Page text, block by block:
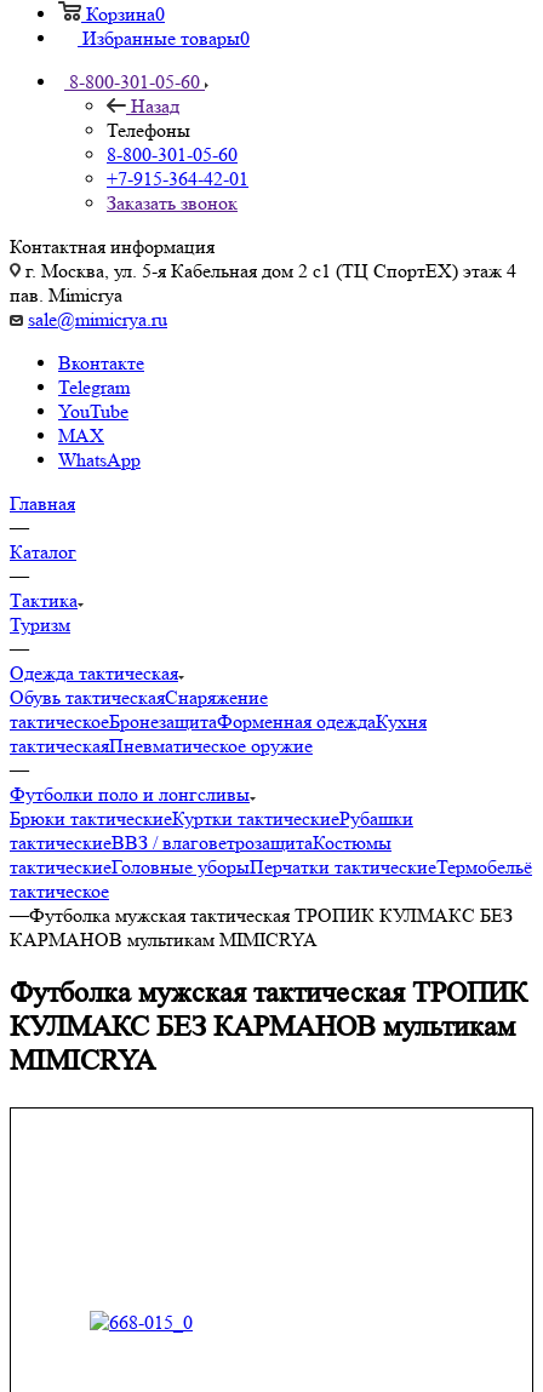
Корзина0
Избранные товары0
8-800-301-05-60
Назад
Телефоны
8-800-301-05-60
+7-915-364-42-01
Заказать звонок
Контактная информация
г. Москва, ул. 5-я Кабельная дом 2 с1 (ТЦ СпортEX) этаж 4
пав. Mimicrya
sale@mimicrya.ru
Вконтакте
Telegram
YouTube
MAX
WhatsApp
Главная
—
Каталог
—
Тактика
Туризм
—
Одежда тактическая
Обувь тактическаяСнаряжение
тактическоеБронезащитаФорменная одеждаКухня
тактическаяПневматическое оружие
—
Футболки поло и лонгсливы
Брюки тактическиеКуртки тактическиеРубашки
тактическиеВВЗ / влаговетрозащитаКостюмы
тактическиеГоловные уборыПерчатки тактическиеТермобельё
тактическое
—Футболка мужская тактическая ТРОПИК КУЛМАКС БЕЗ
КАРМАНОВ мультикам MIMICRYA
Футболка мужская тактическая ТРОПИК
КУЛМАКС БЕЗ КАРМАНОВ мультикам
MIMICRYA